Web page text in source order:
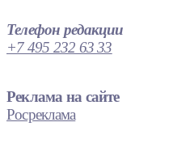
Телефон редакции
+7 495 232 63 33
Реклама на сайте
Росреклама